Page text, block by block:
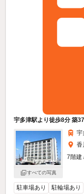
宇多津駅より徒歩8分 築
すべての写真
宇
香
7階建
駐車場あり 駐輪場あり